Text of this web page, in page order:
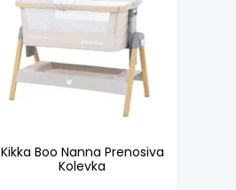
Kikka Boo Nanna Prenosiva
Kolevka